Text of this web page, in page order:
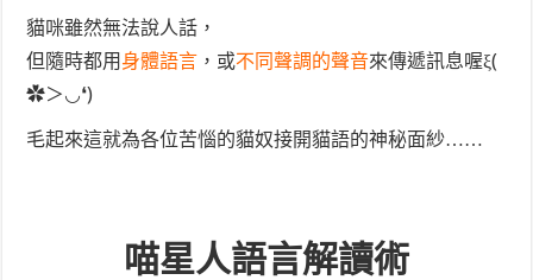
貓咪雖然無法說人話，
但隨時都用 身體語言 ，或不同聲調的聲音來傳遞訊息喔ξ(
✿＞◡❛)
毛起來這就為各位苦惱的貓奴接開貓語的神秘面紗……
喵星人語言解讀術